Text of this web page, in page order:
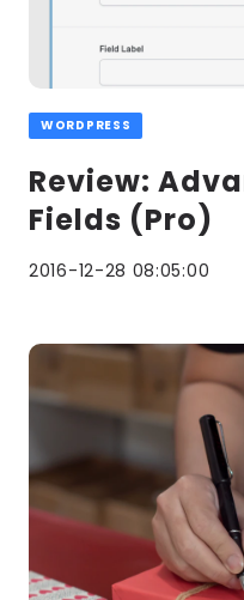
WORDPRESS
Review:
Fields (Pro)
2016-12-28 08:05:00
Lees
meer